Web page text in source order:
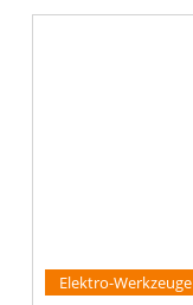
Elektro-Werkzeuge